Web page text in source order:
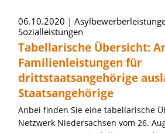
06.10.2020
Sozialleistungen
Tabellarische Übersicht:
Familienleistungen für
drittstaatsangehörige
Staatsangehörige
Anbei finden Sie eine tabellarische
Netzwerk Niedersachsen vom 26.